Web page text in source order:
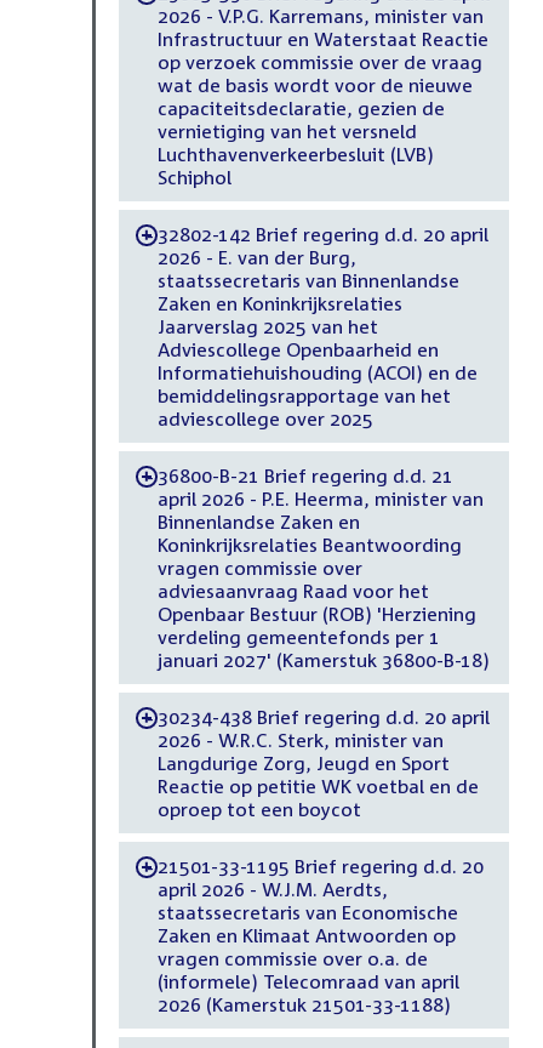
2026 - V.P.G. Karremans, minister van
Infrastructuur en Waterstaat Reactie
op verzoek commissie over de vraag
wat de basis wordt voor de nieuwe
capaciteitsdeclaratie, gezien de
vernietiging van het versneld
Luchthavenverkeerbesluit (LVB)
Schiphol
-32802-142 Brief regering d.d. 20 april
2026 - E. van der Burg,
staatssecretaris van Binnenlandse
Zaken en Koninkrijksrelaties
Jaarverslag 2025 van het
Adviescollege Openbaarheid en
Informatiehuishouding (ACOI) en de
bemiddelingsrapportage van het
adviescollege over 2025
-36800-B-21 Brief regering d.d. 21
april 2026 - P.E. Heerma, minister van
Binnenlandse Zaken en
Koninkrijksrelaties Beantwoording
vragen commissie over
adviesaanvraag Raad voor het
Openbaar Bestuur (ROB) 'Herziening
verdeling gemeentefonds per 1
januari 2027' (Kamerstuk 36800-B-18)
-30234-438 Brief regering d.d. 20 april
2026 - W.R.C. Sterk, minister van
Langdurige Zorg, Jeugd en Sport
Reactie op petitie WK voetbal en de
oproep tot een boycot
-21501-33-1195 Brief regering d.d. 20
april 2026 - W.J.M. Aerdts,
staatssecretaris van Economische
Zaken en Klimaat Antwoorden op
vragen commissie over o.a. de
(informele) Telecomraad van april
2026 (Kamerstuk 21501-33-1188)